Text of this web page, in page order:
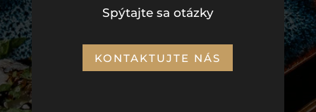
Spýtajte sa otázky
KONTAKTUJTE NÁS